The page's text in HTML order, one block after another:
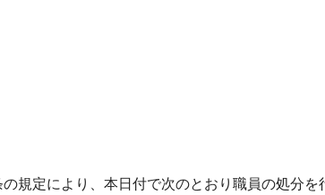
規定により、本日付で次のとおり職員の処分を